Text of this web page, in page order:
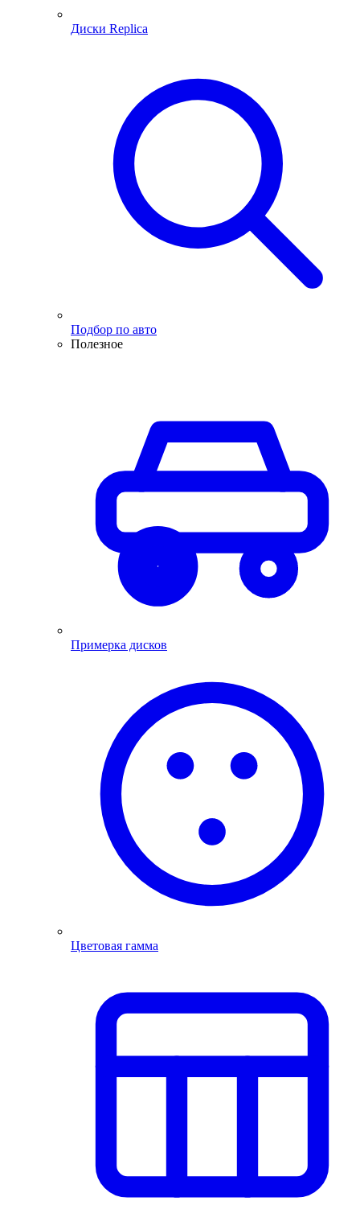
Диски Replica
Подбор по авто
Полезное
Примерка дисков
Цветовая гамма